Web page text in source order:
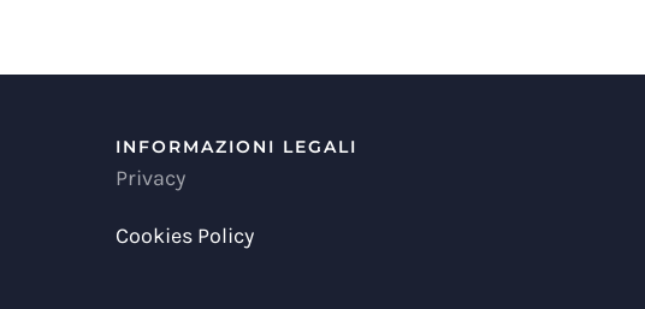
INFORMAZIONI LEGALI
Privacy
Cookies Policy